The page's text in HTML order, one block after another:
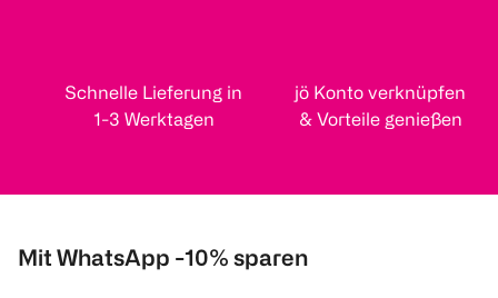
Schnelle Lieferung in
1-3 Werktagen
jö Konto verknüpfen
& Vorteile genießen
Mit WhatsApp -10% sparen